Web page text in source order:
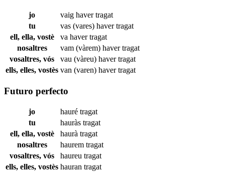
jo vaig havertragat
tu
vas (vares) havertragat
ell, ella, vostè
va havertragat
nosaltres
vam (vàrem) havertragat
vosaltres, vós
vau (vàreu) havertragat
ells, elles, vostès van (varen) havertragat
Futuro perfecto
jo hauré tragat
tu
hauràs tragat
ell, ella, vostè
haurà tragat
nosaltres
haurem tragat
vosaltres, vós
haureu tragat
ells, elles, vostès hauran tragat